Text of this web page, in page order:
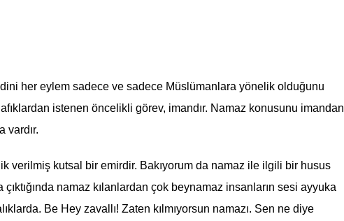
her eylem sadece ve sadece Müslümanlara yönelik olduğunu
istenen öncelikli görev, imandır. Namaz konusunu imandan
vardır.
verilmiş kutsal bir emirdir. Bakıyorum da namaz ile ilgili bir husus
namaz kılanlardan çok beynamaz insanların sesi ayyuka
Be Hey zavallı! Zaten kılmıyorsun namazı. Sen ne diye